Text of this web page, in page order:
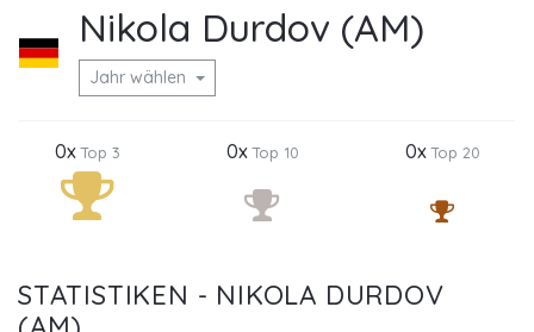
Nikola Durdov (AM)
Jahr wählen
0xTop 3 0xTop 10 0xTop 20
STATISTIKEN - NIKOLA DURDOV